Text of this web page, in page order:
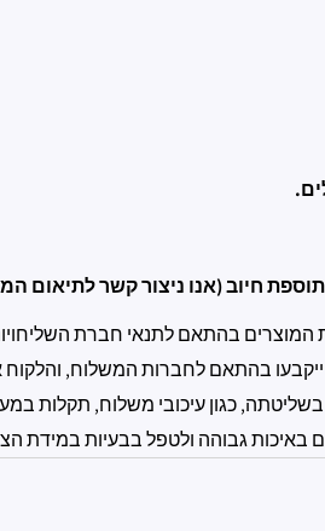
חיוב (אנו ניצור קשר לתיאום
בהתאם לתנאי חברת
ייקבעו בהתאם לחברות המשלוח,
כגון עיכובי משלוח, תקלות
גבוהה ולטפל בבעיות במידת